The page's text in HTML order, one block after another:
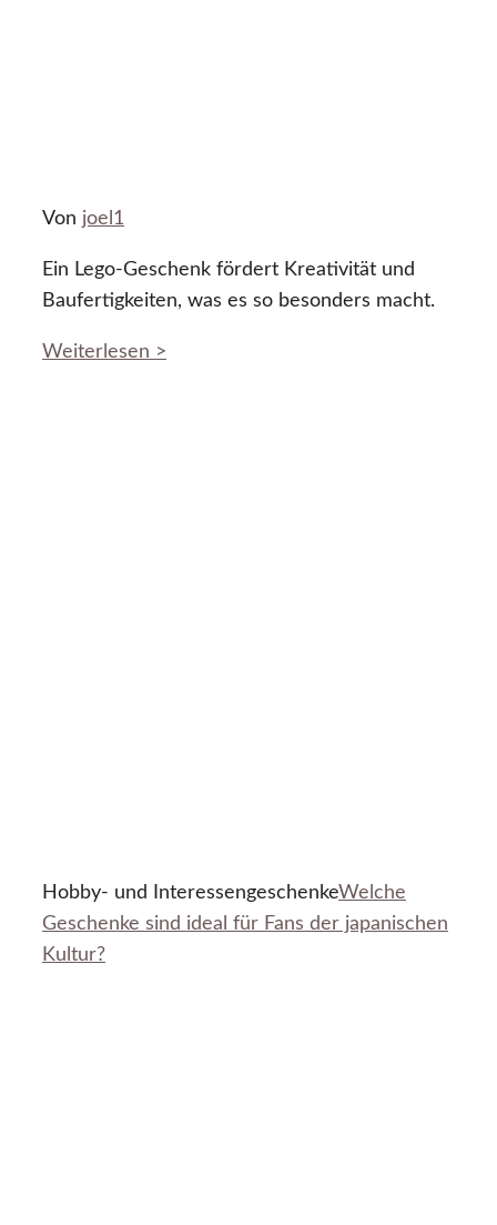
Von joel1
Ein Lego-Geschenk fördert Kreativität und
Baufertigkeiten, was es so besonders macht.
Weiterlesen >
Hobby- und InteressengeschenkeWelche
Geschenke sind ideal für Fans der japanischen
Kultur?